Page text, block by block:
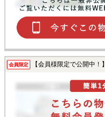
会員限定 【会員様限定で公開中！】